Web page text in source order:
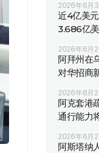
2026年6月
近4亿美
3.686亿
2026年6月
阿拜州在
对华招商
2026年6月
阿克套港
通行能力
2026年6月
阿斯塔纳